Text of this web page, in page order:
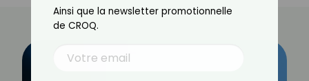
Ainsi que la newsletter promotionnelle
de CROQ.